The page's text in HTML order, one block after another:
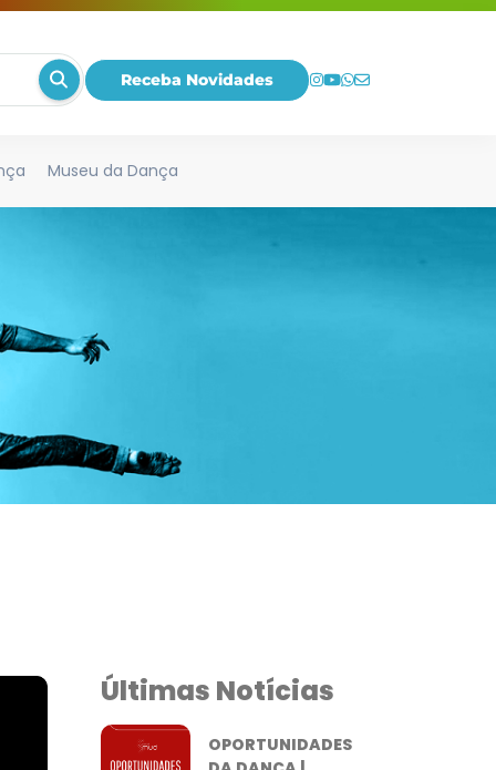
Receba Novidades
Museu da Dança
Últimas Notícias
OPORTUNIDADES